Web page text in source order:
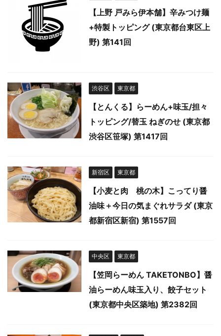
【上野 戸みら伊本舗】辛みつけ麺
+特製トッピング (東京都台東区上
野) 第141回
渋谷区 東京都
【とんくる】らーめん+味玉/担々
トッピング/替玉 ねぎのせ (東京都
渋谷区笹塚) 第1417回
新宿区 東京都
【小麦と肉 桃の木】こってり醤
油味＋今日の気まぐれサラダ (東京
都新宿区新宿) 第1557回
中央区 東京都
【笠岡らーめん TAKETONBO】醤
油らーめん味玉入り、餃子セット
(東京都中央区築地) 第2382回